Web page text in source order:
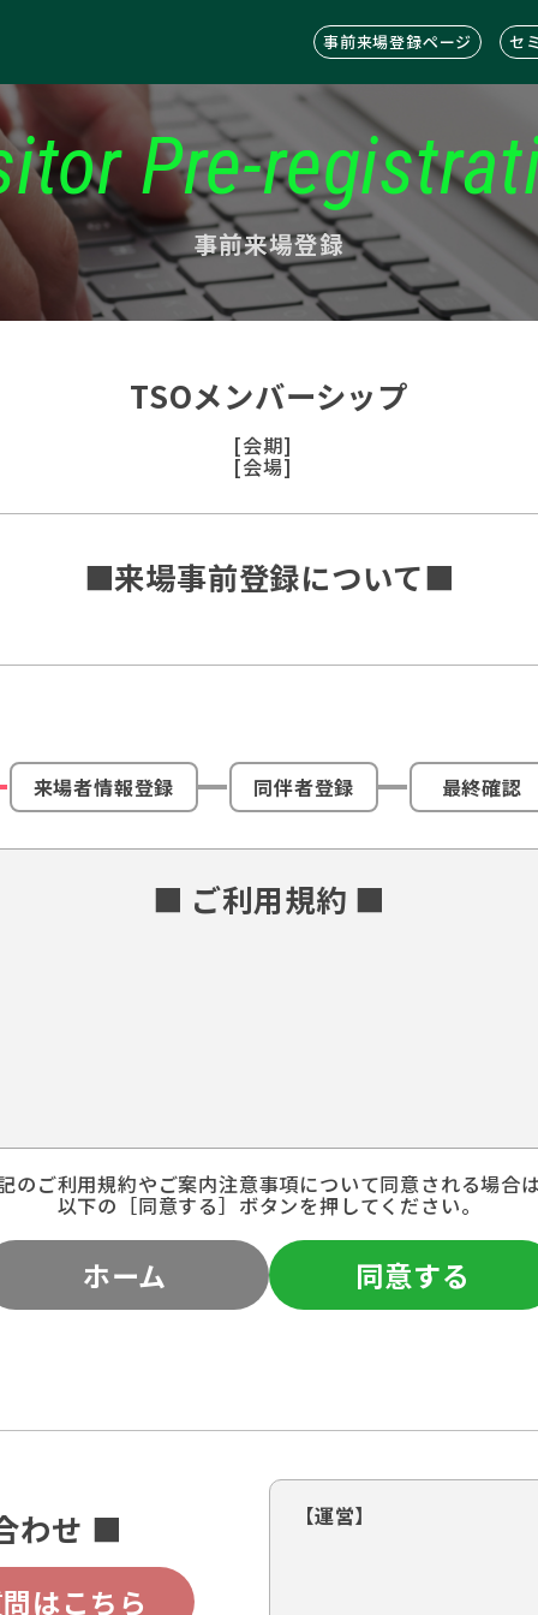
事前来場登録ページ セ
Pre-
事前来場登録
TSOメンバーシップ
[会期]
[会場]
■来場事前登録について■
来場者情報登録 同伴者登録 最終確認
■ ご利用規約 ■
のご利用規約やご案内注意事項について同意される場合
以下の［同意する］ボタンを押してください。
ホーム 同意する
わせ ■
はこちら
【運営】